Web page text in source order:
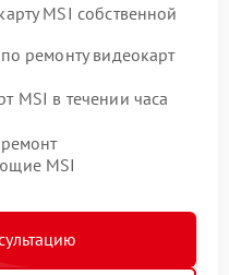
MSI собственной
ремонту видеокарт
MSI в течении часа
MSI